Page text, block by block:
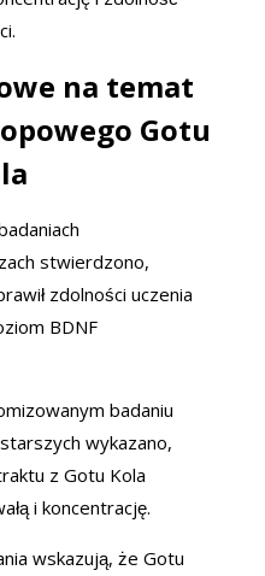
na temat
Gotu
stwierdzono,
zdolności uczenia
BDNF
badaniu
wykazano,
z Gotu Kola
i koncentrację.
wskazują, że Gotu